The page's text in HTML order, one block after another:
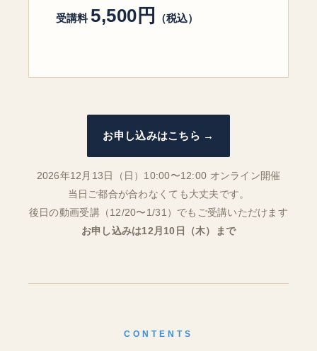
受講料 5,500円 （税込）
お申し込みはこちら →
2026年12月13日（日）10:00〜12:00 オンライン開催
当日ご都合が合わなくても大丈夫です。
後日の動画受講（12/20〜1/31）でもご受講いただけます
お申し込みは12月10日（木）まで
CONTENTS